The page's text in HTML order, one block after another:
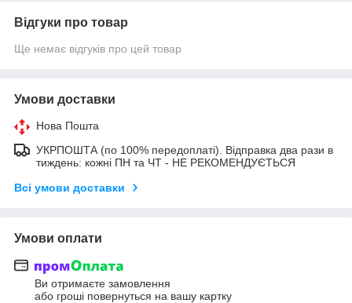
Відгуки про товар
Ще немає відгуків про цей товар
Умови доставки
Нова Пошта
УКРПОШТА (по 100% передоплаті). Відправка два рази в
тиждень: кожні ПН та ЧТ - НЕ РЕКОМЕНДУЄТЬСЯ
Всі умови доставки
Умови оплати
Ви отримаєте замовлення
або гроші повернуться на вашу картку